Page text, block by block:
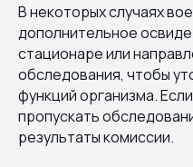
В некоторых случаях
дополнительное
стационаре или
обследования, чтобы
функций организма.
пропускать
результаты комиссии.